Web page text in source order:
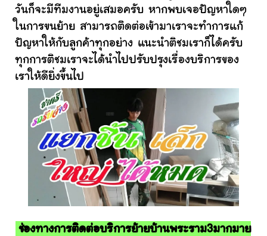
วันก็จะมีทีมงานอยู่เสมอครับ หากพบเจอปัญหาใดๆ
ในการขนย้าย สามารถติดต่อเข้ามาเราจะทำการแก้
ปัญหาให้กับลูกค้าทุกอย่าง แนะนำติชมเราก็ได้ครับ
ทุกการติชมเราจะได้นำไปปรับปรุงเรื่องบริการของ
เราให้ดียิ่งขึ้นไป
ช่องทางการติดต่อบริการย้ายบ้านพระราม3มากมาย